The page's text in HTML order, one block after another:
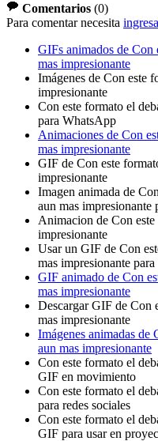
Comentarios (0)
Para comentar necesita
GIFs animados de Con
mas impresionante
Imágenes de Con este
impresionante
Con este formato el
para WhatsApp
Animaciones de Con
mas impresionante
GIF de Con este
impresionante
Imagen animada de
aun mas impresionante
Animacion de Con
impresionante
Usar un GIF de Con
mas impresionante para
GIF animado de Con
mas impresionante
Descargar GIF de Con
mas impresionante
Imágenes animadas de
aun mas impresionante
Con este formato el
GIF en movimiento
Con este formato el
para redes sociales
Con este formato el
GIF para usar en